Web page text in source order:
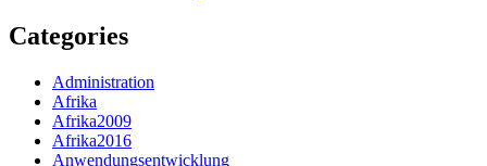
Categories
Administration
Afrika
Afrika2009
Afrika2016
Anwendungsentwicklung